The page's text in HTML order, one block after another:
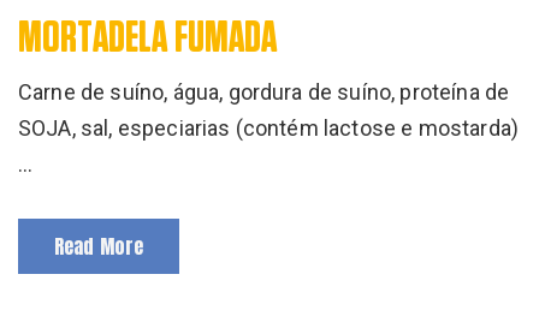
MORTADELA FUMADA
Carne de suíno, água, gordura de suíno, proteína de
SOJA, sal, especiarias (contém lactose e mostarda)
…
Read More